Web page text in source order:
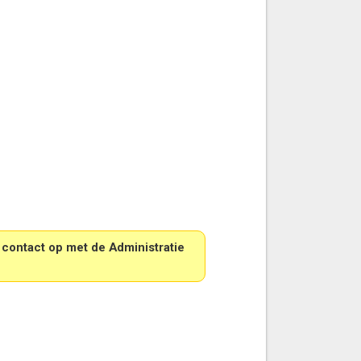
op met de Administratie